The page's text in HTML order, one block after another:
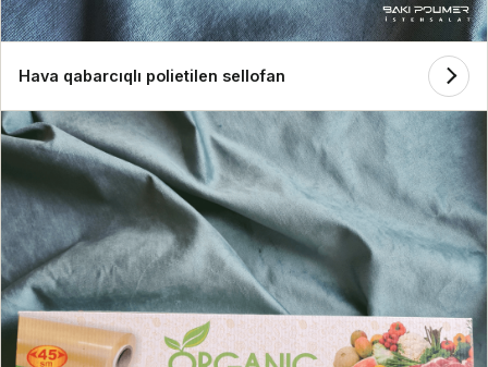
Hava qabarcıqlı polietilen sellofan